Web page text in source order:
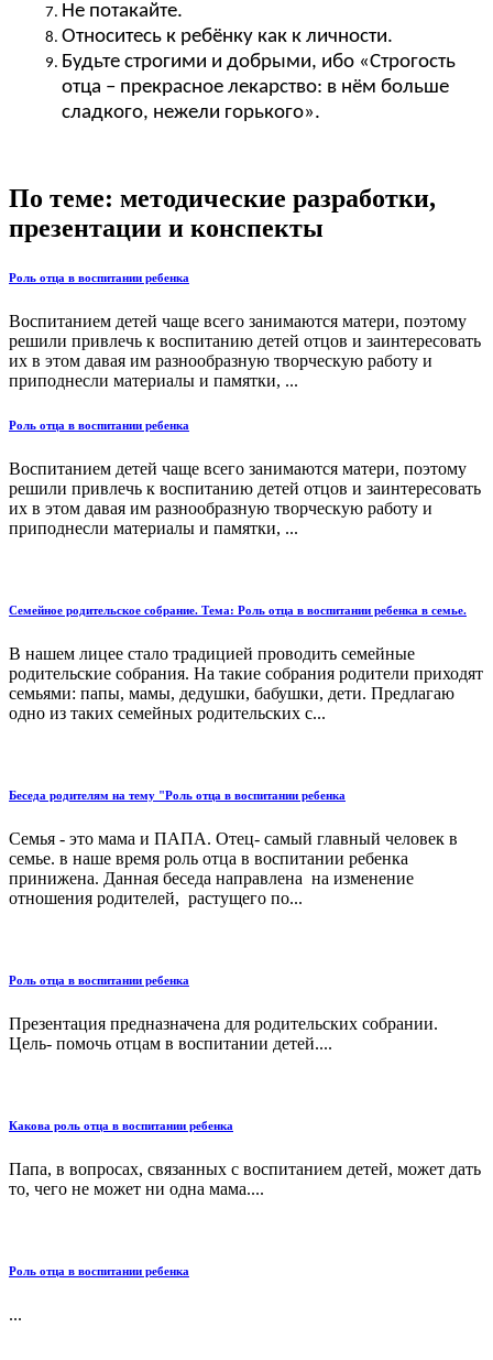
Не потакайте.
Относитесь к ребёнку как к личности.
Будьте строгими и добрыми, ибо «Строгость
отца – прекрасное лекарство: в нём больше
сладкого, нежели горького».
По теме: методические разработки,
презентации и конспекты
Роль отца в воспитании ребенка
Воспитанием детей чаще всего занимаются матери, поэтому
решили привлечь к воспитанию детей отцов и заинтересовать
их в этом давая им разнообразную творческую работу и
приподнесли материалы и памятки, ...
Роль отца в воспитании ребенка
Воспитанием детей чаще всего занимаются матери, поэтому
решили привлечь к воспитанию детей отцов и заинтересовать
их в этом давая им разнообразную творческую работу и
приподнесли материалы и памятки, ...
Семейное родительское собрание. Тема: Роль отца в воспитании ребенка в семье.
В нашем лицее стало традицией проводить семейные
родительские собрания. На такие собрания родители приходят
семьями: папы, мамы, дедушки, бабушки, дети. Предлагаю
одно из таких семейных родительских с...
Беседа родителям на тему "Роль отца в воспитании ребенка
Семья - это мама и ПАПА. Отец- самый главный человек в
семье. в наше время роль отца в воспитании ребенка
принижена. Данная беседа направлена на изменение
отношения родителей, растущего по...
Роль отца в воспитании ребенка
Презентация предназначена для родительских собрании.
Цель- помочь отцам в воспитании детей....
Какова роль отца в воспитании ребенка
Папа, в вопросах, связанных с воспитанием детей, может дать
то, чего не может ни одна мама....
Роль отца в воспитании ребенка
...